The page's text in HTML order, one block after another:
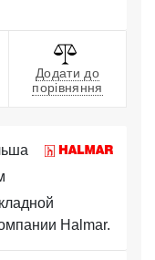
Додати до
порівняння
Halmar.